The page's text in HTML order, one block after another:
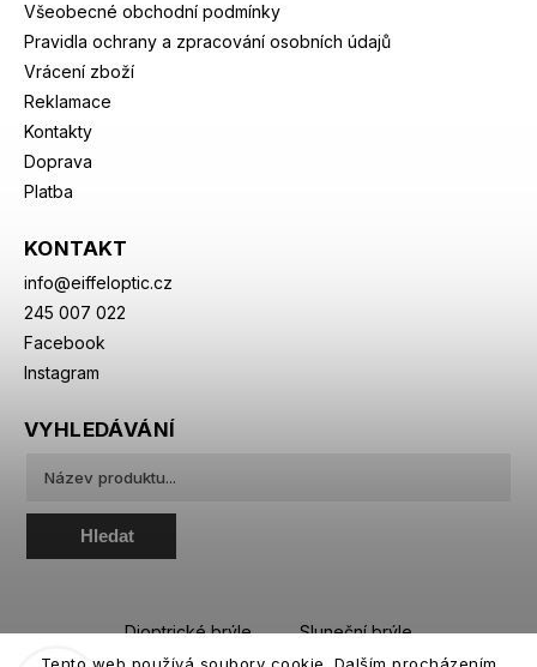
Všeobecné obchodní podmínky
Pravidla ochrany a zpracování osobních údajů
Vrácení zboží
Reklamace
Kontakty
Doprava
Platba
KONTAKT
info@eiffeloptic.cz
245 007 022
Facebook
Instagram
VYHLEDÁVÁNÍ
Hledat
Dioptrické brýle
Sluneční brýle